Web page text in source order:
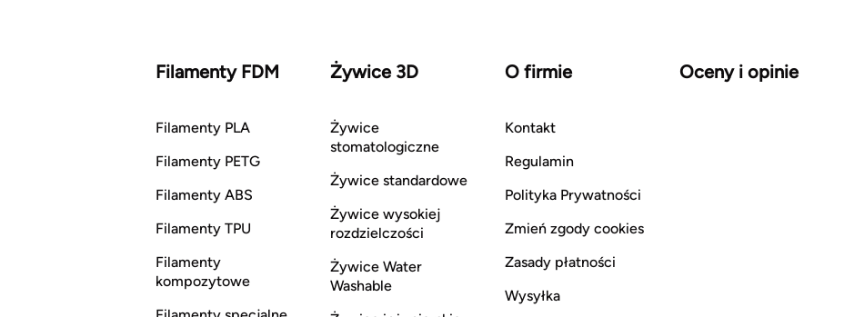
Filamenty FDM
Filamenty PLA
Filamenty PETG
Filamenty ABS
Filamenty TPU
Filamenty
kompozytowe
Żywice 3D
Żywice
stomatologiczne
Żywice standardowe
Żywice wysokiej
rozdzielczości
Żywice Water
Washable
O firmie
Kontakt
Regulamin
Polityka Prywatności
Zmień zgody cookies
Zasady płatności
Wysyłka
Oceny i opinie